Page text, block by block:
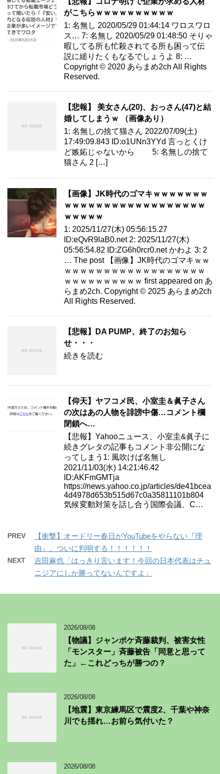
がこちらｗｗｗｗｗｗｗｗｗｗ
1: 名無し 2020/05/29 01:44:14 ワロスワロ
ス… 7: 名無し 2020/05/29 01:48:50 そりゃ
暇してる所も忙殺されてる所も困って伝
説に縋りたくもなるでしょうよ 8: …
Copyright © 2020 あらまめ2ch All Rights
Reserved.
【悲報】 美女さん(20)、おっさん(47)と結
婚してしまうｗ （画像あり）
1: 名無しの捨て猫さん 2022/07/09(土)
17:49:09.843 ID:o1UNn3YYd 言っとくけ
ど嫉妬じゃないから 5: 名無しの捨て
猫さん 2 […]
【画像】JK時代のゴマキｗｗｗｗｗｗｗ
ｗｗｗｗｗｗｗｗｗｗｗｗｗｗｗｗｗｗ
ｗｗｗｗｗ
1: 2025/11/27(木) 05:56:15.27
ID:eQvR9laB0.net 2: 2025/11/27(木)
05:56:54.82 ID:ZG6h0rcr0.net かわよ 3: 2
… The post 【画像】JK時代のゴマキｗｗ
ｗｗｗｗｗｗｗｗｗｗｗｗｗｗｗｗｗｗ
ｗｗｗｗｗｗｗｗｗｗ first appeared on あ
らまめ2ch. Copyright © 2025 あらまめ2ch
All Rights Reserved.
【悲報】DA PUMP、終了のお知ら
せ・・・
続きを読む
【仰天】ヤフコメ民、小室圭＆眞子さん
の次はあの人物を誹謗中傷…コメント欄
閉鎖へ…
【悲報】Yahooニュース、小室圭&眞子に
続きグレタの記事もコメント非公開にな
ってしまう1: 風吹けば名無し
2021/11/03(水) 14:21:46.42
ID:AKFmGMTja
https://news.yahoo.co.jp/articles/de41bcea
4d4978d653b515d67c0a35811101b804
気候変動対策を話し合う国際会議、C…
PREV
【衝撃】オードリー春日がYouTubeをやらない『理
由』、ついに判明する！！！！！！
NEXT
吉田麻也「はっきり言います！今回の日本代表はチュ
ニジアにしか勝ってないんですよ」
2026/08/08
【物議】ジャンポケ斉藤裁判、被害女性
「モンスター」斉藤被告「同意と思って
た」←これどっちが勝つの？
2026/08/08
【地震】東京練馬区で震度2、千葉や神奈
川でも揺れ…お前ら気付いた？
2026/08/08